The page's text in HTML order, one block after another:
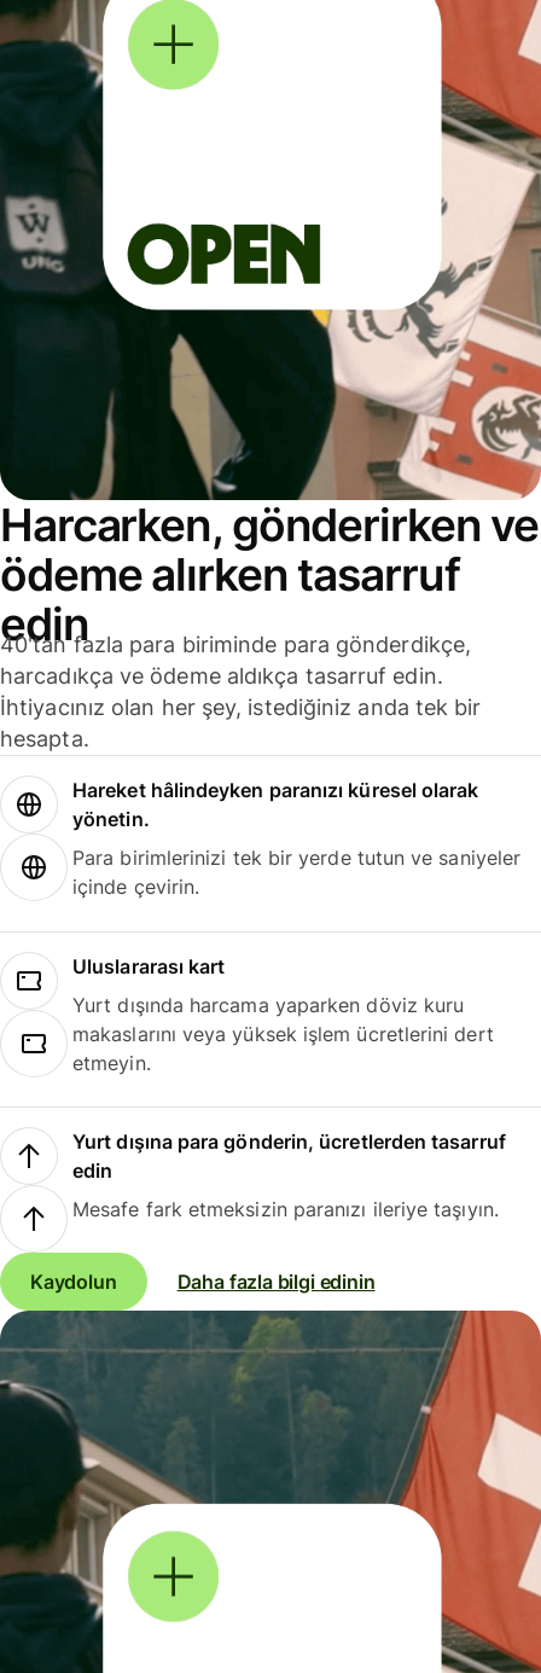
Harcarken, gönderirken ve
ödeme alırken tasarruf
edin
40'tan fazla para biriminde para gönderdikçe,
harcadıkça ve ödeme aldıkça tasarruf edin.
İhtiyacınız olan her şey, istediğiniz anda tek bir
hesapta.
Hareket hâlindeyken paranızı küresel olarak
yönetin.
Para birimlerinizi tek bir yerde tutun ve saniyeler
içinde çevirin.
Uluslararası kart
Yurt dışında harcama yaparken döviz kuru
makaslarını veya yüksek işlem ücretlerini dert
etmeyin.
Yurt dışına para gönderin, ücretlerden tasarruf
edin
Mesafe fark etmeksizin paranızı ileriye taşıyın.
Kaydolun Daha fazla bilgi edinin